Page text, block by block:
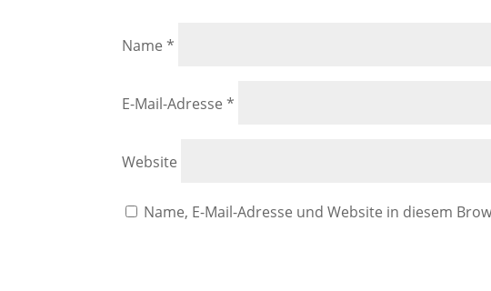
Name*
E-Mail-Adresse*
Website
Name, E-Mail-Adresse und Website in diesem